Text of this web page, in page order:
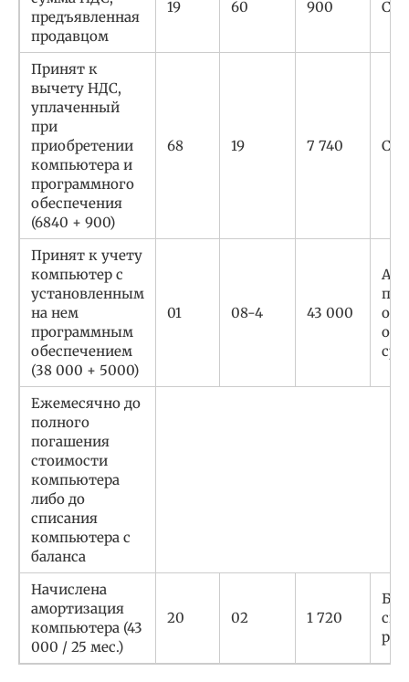
предъявленная
продавцом
19 60 900
Принят к
вычету НДС,
уплаченный
при
приобретении
компьютера и
программного
обеспечения
(6840 + 900)
68 19 7 740
Принят к учету
компьютер с
установленным
на нем
программным
обеспечением
(38 000 + 5000)
01 08-4 43 000
Ежемесячно до
полного
погашения
стоимости
компьютера
либо до
списания
компьютера с
баланса
Начислена
амортизация
компьютера (43
000 / 25 мес.)
20 02 1 720